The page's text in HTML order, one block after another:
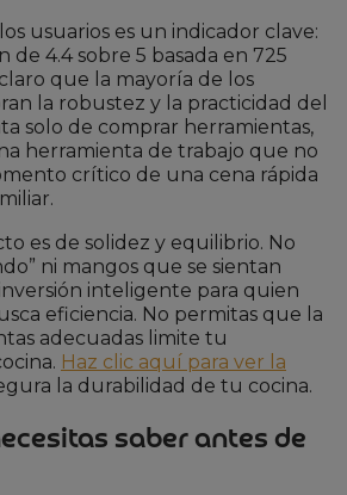
usuarios es un indicador clave:
de 4.4 sobre 5 basada en 725
que la mayoría de los
la robustez y la practicidad del
solo de comprar herramientas,
herramienta de trabajo que no
crítico de una cena rápida
es de solidez y equilibrio. No
ni mangos que se sientan
inteligente para quien
eficiencia. No permitas que la
adecuadas limite tu
Haz clic aquí para ver la
la durabilidad de tu cocina.
saber antes de